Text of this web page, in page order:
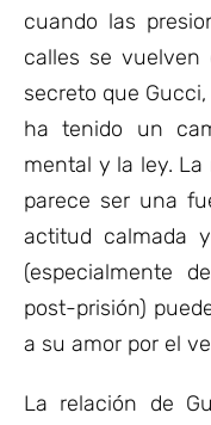
cuando las
calles se vuelven
secreto que
ha tenido un
mental y la ley.
parece ser una
actitud calmada
(especialmente
post-prisión)
a su amor por el
La relación de